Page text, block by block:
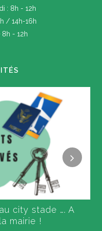
: 8h - 12h
/ 14h-16h
- 12h
city stade …. A
mairie !